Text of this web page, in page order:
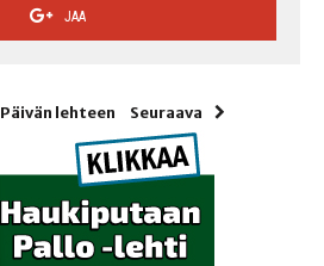
JAA
Päivän lehteen Seuraava